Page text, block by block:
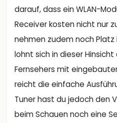
darauf, dass ein WLAN-
Receiver kosten nicht nur
nehmen zudem noch Platz
lohnt sich in dieser
Fernsehers mit
reicht die einfache
Tuner hast du jedoch den
beim Schauen noch eine